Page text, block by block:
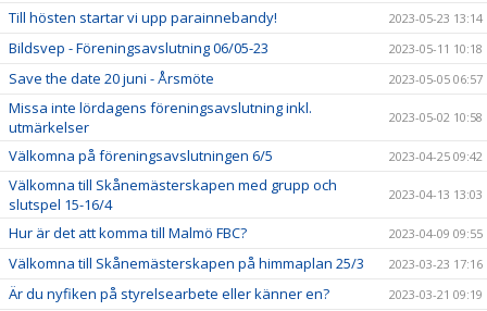
Till hösten startar vi upp parainnebandy! 2023-05-23 13:14
Bildsvep - Föreningsavslutning 06/05-23 2023-05-11 10:18
Save the date 20 juni - Årsmöte 2023-05-05 06:57
Missa inte lördagens föreningsavslutning inkl.
utmärkelser
2023-05-02 10:58
Välkomna på föreningsavslutningen 6/5 2023-04-25 09:42
Välkomna till Skånemästerskapen med grupp och
slutspel 15-16/4
2023-04-13 13:03
Hur är det att komma till Malmö FBC? 2023-04-09 09:55
Välkomna till Skånemästerskapen på himmaplan 25/3 2023-03-23 17:16
Är du nyfiken på styrelsearbete eller känner en? 2023-03-21 09:19